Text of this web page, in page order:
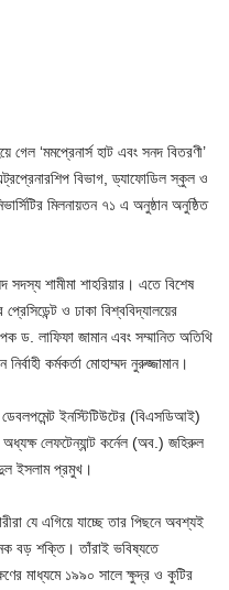
গেল ‘মমপ্রেনার্স হাট এবং সনদ বিতরণী’
বিভাগ, ড্যাফোডিল স্কুল ও
মিলনায়তন ৭১ এ অনুষ্ঠান অনুষ্ঠিত
সদস্য শামীমা শাহরিয়ার। এতে বিশেষ
ও ঢাকা বিশ্ববিদ্যালয়ের
ড. লাফিফা জামান এবং সম্মানিত অতিথি
কর্মকর্তা মোহাম্মদ নুরুজ্জামান।
ইনস্টিটিউটের (বিএসডিআই)
লেফটেন্যান্ট কর্নেল (অব.) জহিরুল
ইসলাম প্রমুখ।
যে এগিয়ে যাচ্ছে তার পিছনে অবশ্যই
বড় শক্তি। তাঁরাই ভবিষ্যতে
মাধ্যমে ১৯৯০ সালে ক্ষুদ্র ও কুটির